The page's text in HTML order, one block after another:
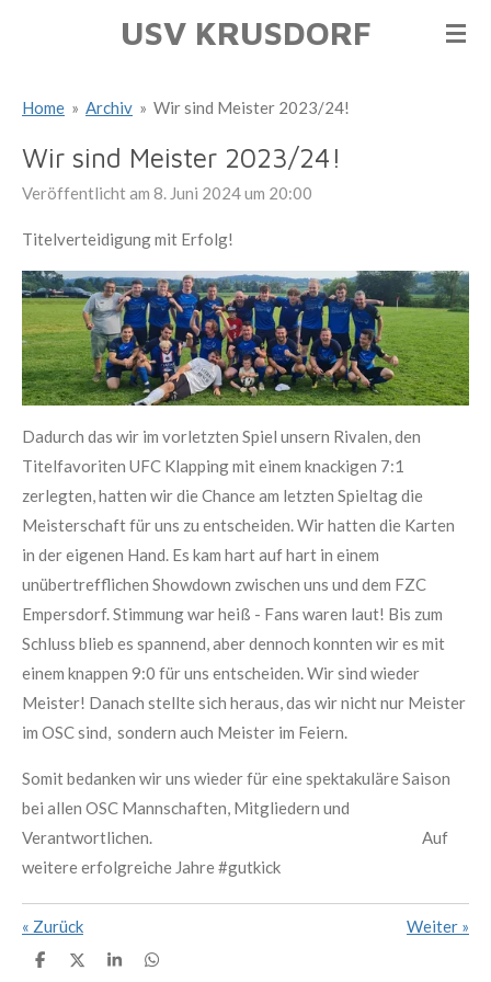
USV KRUSDORF
Home » Archiv » Wir sind Meister 2023/24!
Wir sind Meister 2023/24!
Veröffentlicht am 8. Juni 2024 um 20:00
Titelverteidigung mit Erfolg!
Dadurch das wir im vorletzten Spiel unsern Rivalen, den
Titelfavoriten UFC Klapping mit einem knackigen 7:1
zerlegten, hatten wir die Chance am letzten Spieltag die
Meisterschaft für uns zu entscheiden. Wir hatten die Karten
in der eigenen Hand. Es kam hart auf hart in einem
unübertrefflichen Showdown zwischen uns und dem FZC
Empersdorf. Stimmung war heiß - Fans waren laut! Bis zum
Schluss blieb es spannend, aber dennoch konnten wir es mit
einem knappen 9:0 für uns entscheiden. Wir sind wieder
Meister! Danach stellte sich heraus, das wir nicht nur Meister
im OSC sind, sondern auch Meister im Feiern.
Somit bedanken wir uns wieder für eine spektakuläre Saison
bei allen OSC Mannschaften, Mitgliedern und
Verantwortlichen. Auf
weitere erfolgreiche Jahre #gutkick
« Zurück Weiter »
T
T
T
T